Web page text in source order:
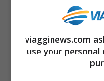
Le borse
saranno l’elemento
prossima estate,
minimale e quelli
viagginews.com
use your